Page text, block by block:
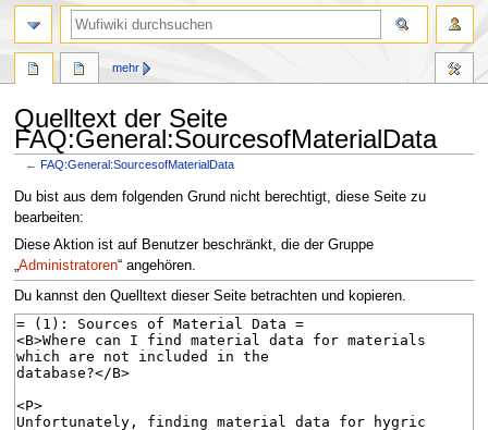
Quelltext der Seite
FAQ:General:SourcesofMaterialData
←FAQ:General:SourcesofMaterialData
Zur
Navigation
springen
Zur
Suche
springen
Du bist aus dem folgenden Grund nicht berechtigt, diese Seite zu
bearbeiten:
Diese Aktion ist auf Benutzer beschränkt, die der Gruppe
„Administratoren“ angehören.
Du kannst den Quelltext dieser Seite betrachten und kopieren.
mehr
Suche